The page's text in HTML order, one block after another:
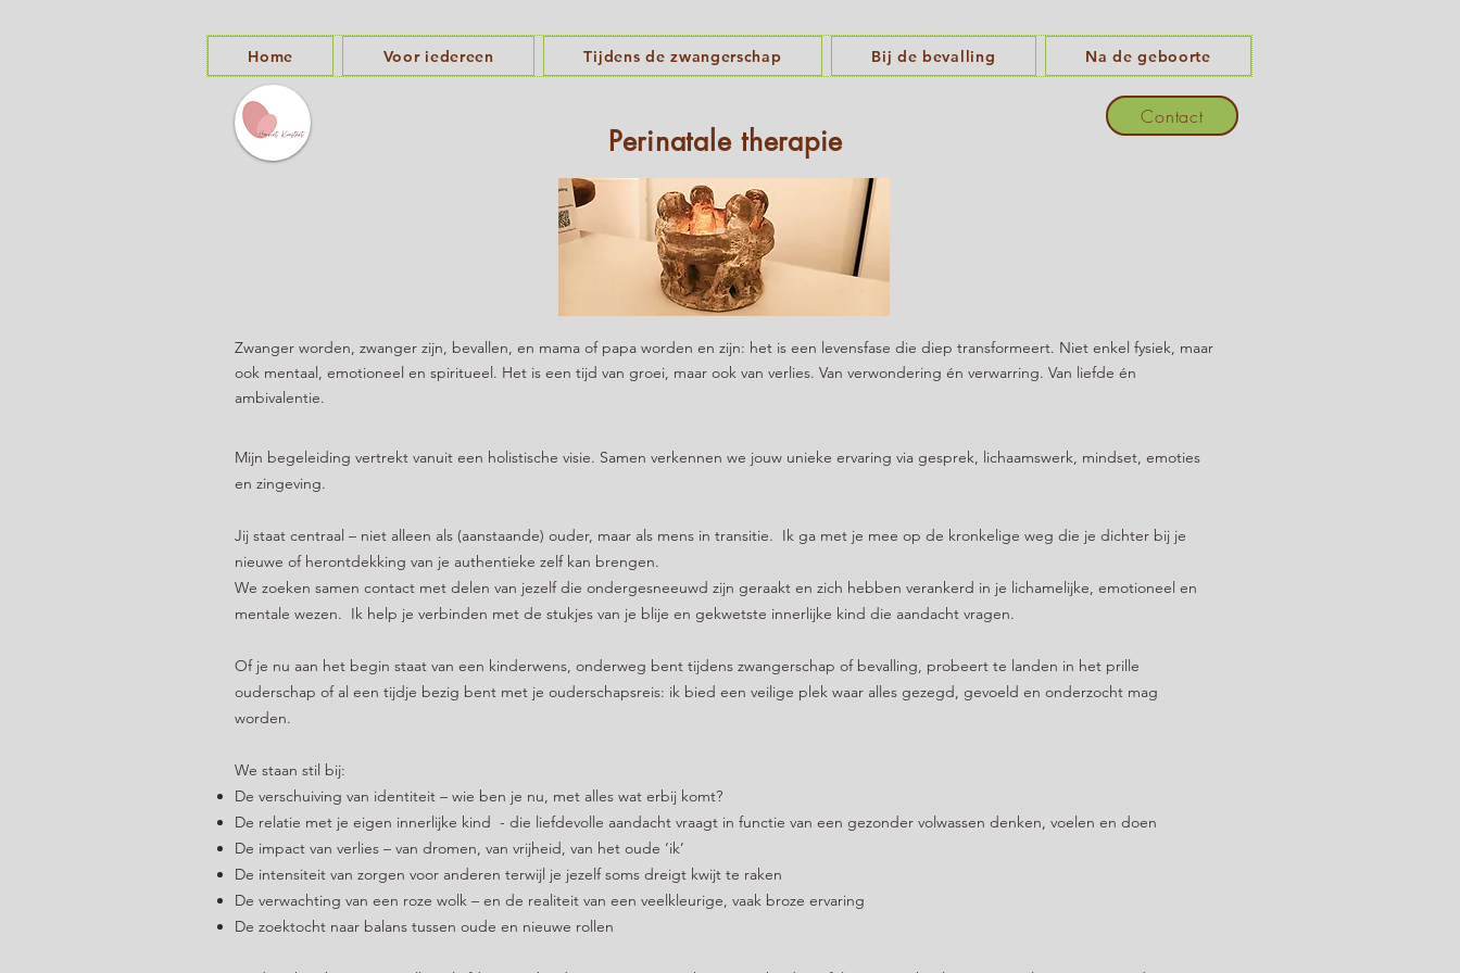
Home Voor iedereen Tijdens de zwangerschap Bij de bevalling Na de geboorte
Perinatale therapie
Contact
Zwanger worden, zwanger zijn, bevallen, en mama of papa worden en zijn: het is een levensfase die diep transformeert. Niet enkel fysiek, maar
ook mentaal, emotioneel en spiritueel. Het is een tijd van groei, maar ook van verlies. Van verwondering én verwarring. Van liefde én
ambivalentie.
Mijn begeleiding vertrekt vanuit een holistische visie. Samen verkennen we jouw unieke ervaring via gesprek, lichaamswerk, mindset, emoties
en zingeving.
Jij staat centraal – niet alleen als (aanstaande) ouder, maar als mens in transitie. Ik ga met je mee op de kronkelige weg die je dichter bij je
nieuwe of herontdekking van je authentieke zelf kan brengen.
We zoeken samen contact met delen van jezelf die ondergesneeuwd zijn geraakt en zich hebben verankerd in je lichamelijke, emotioneel en
mentale wezen. Ik help je verbinden met de stukjes van je blije en gekwetste innerlijke kind die aandacht vragen.
Of je nu aan het begin staat van een kinderwens, onderweg bent tijdens zwangerschap of bevalling, probeert te landen in het prille
ouderschap of al een tijdje bezig bent met je ouderschapsreis: ik bied een veilige plek waar alles gezegd, gevoeld en onderzocht mag
worden.
We staan stil bij:
De verschuiving van identiteit – wie ben je nu, met alles wat erbij komt?
De relatie met je eigen innerlijke kind - die liefdevolle aandacht vraagt in functie van een gezonder volwassen denken, voelen en doen
De impact van verlies – van dromen, van vrijheid, van het oude ‘ik’
De intensiteit van zorgen voor anderen terwijl je jezelf soms dreigt kwijt te raken
De verwachting van een roze wolk – en de realiteit van een veelkleurige, vaak broze ervaring
De zoektocht naar balans tussen oude en nieuwe rollen